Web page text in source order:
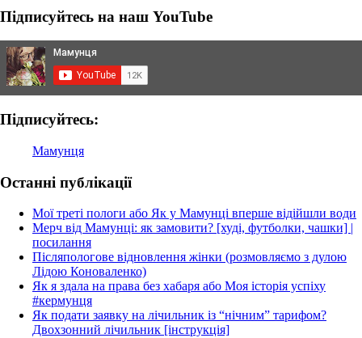
Підписуйтесь на наш YouTube
Підписуйтесь:
Мамунця
Останні публікації
Мої треті пологи або Як у Мамунці вперше відійшли води
Мерч від Мамунці: як замовити? [худі, футболки, чашки] |
посилання
Післяпологове відновлення жінки (розмовляємо з дулою
Лідою Коноваленко)
Як я здала на права без хабаря або Моя історія успіху
#кермунця
Як подати заявку на лічильник із “нічним” тарифом?
Двохзонний лічильник [інструкція]